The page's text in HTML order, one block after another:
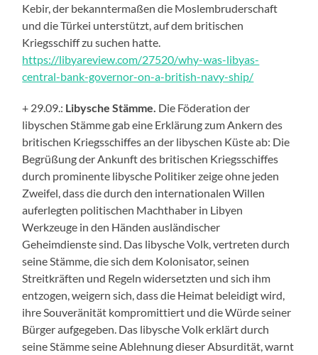
Kebir, der bekanntermaßen die Moslembruderschaft
und die Türkei unterstützt, auf dem britischen
Kriegsschiff zu suchen hatte.
https://libyareview.com/27520/why-was-libyas-
central-bank-governor-on-a-british-navy-ship/
+ 29.09.: Libysche Stämme. Die Föderationder
libyschen Stämmegab eine Erklärung zum Ankern des
britischen Kriegsschiffes an der libyschen Küsteab: Die
Begrüßung der Ankunftdes britischen Kriegsschiffes
durch prominente libysche Politikerzeigeohne jeden
Zweifel, dass die durch den internationalen Willen
auferlegten politischen Machthaber in Libyen
Werkzeuge in den Händen ausländischer
Geheimdienste sind. Das libysche Volk, vertreten durch
seine Stämme, die sich dem Kolonisator, seinen
Streitkräften und Regeln widersetzten und sich ihm
entzogen, weigern sich,dass die Heimat beleidigt wird
ihre Souveränität kompromittiert und die Würde seiner
Bürger aufgegeben. Das libysche Volk erklärt durch
seine Stämme seine Ablehnung dieser Absurdität, warnt